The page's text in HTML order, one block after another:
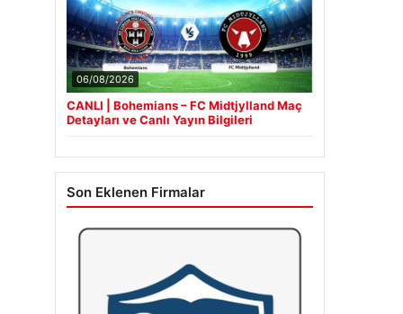
06/08/2026
CANLI | Bohemians – FC Midtjylland Maç
Detayları ve Canlı Yayın Bilgileri
Son Eklenen Firmalar